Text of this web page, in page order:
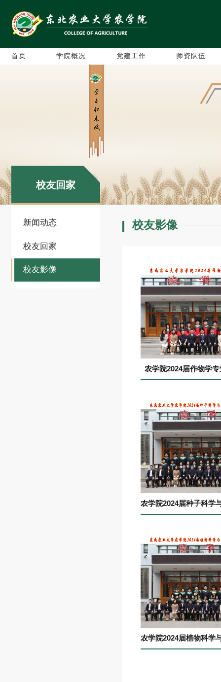
首页 学院概况 党建工作 师资队伍
校友回家
新闻动态
校友回家
校友影像
校友影像
农学院2024届作物学